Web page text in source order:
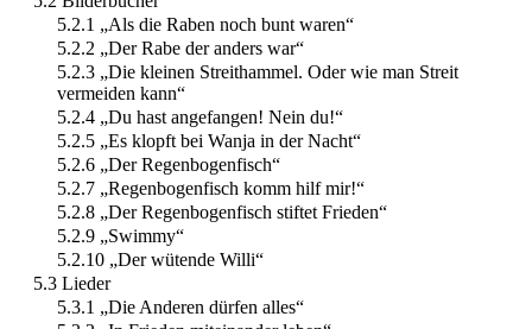
5.2.1 „Als die Raben noch bunt waren“
5.2.2 „Der Rabe der anders war“
5.2.3 „Die kleinen Streithammel. Oder wie man Streit
vermeiden kann“
5.2.4 „Du hast angefangen! Nein du!“
5.2.5 „Es klopft bei Wanja in der Nacht“
5.2.6 „Der Regenbogenfisch“
5.2.7 „Regenbogenfisch komm hilf mir!“
5.2.8 „Der Regenbogenfisch stiftet Frieden“
5.2.9 „Swimmy“
5.2.10 „Der wütende Willi“
5.3 Lieder
5.3.1 „Die Anderen dürfen alles“